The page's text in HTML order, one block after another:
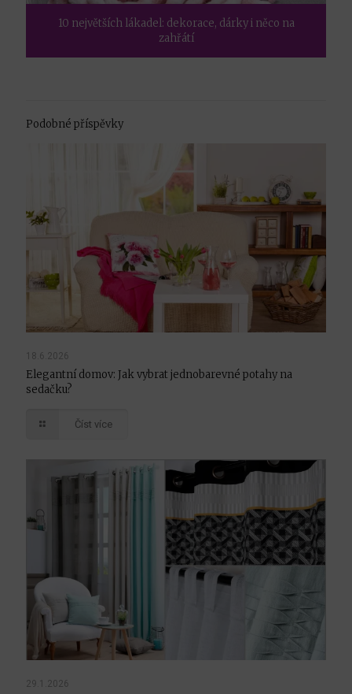
10 největších lákadel: dekorace, dárky i něco na
zahřátí
Podobné příspěvky
18.6.2026
Elegantní domov: Jak vybrat jednobarevné potahy na
sedačku?
Číst více
29.1.2026